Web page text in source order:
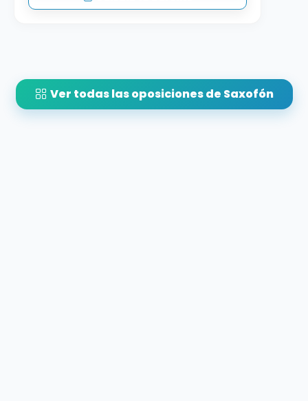
Ver todas las oposiciones de Saxofón